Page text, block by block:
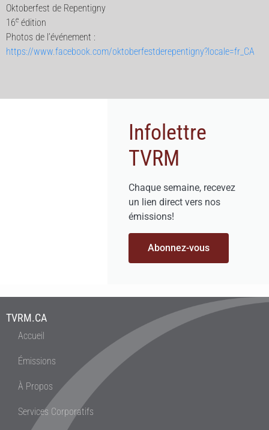
Oktoberfest de Repentigny
16e édition
Photos de l’événement :
https://www.facebook.com/oktoberfestderepentigny?locale=fr_CA
Infolettre
TVRM
Chaque semaine, recevez
un lien direct vers nos
émissions!
Abonnez-vous
TVRM.CA
Accueil
Émissions
À Propos
Services Corporatifs